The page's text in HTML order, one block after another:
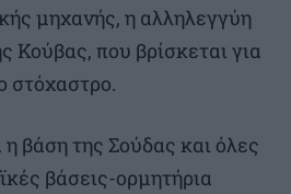
μηχανής, η αλληλεγγύη
Κούβας, που βρίσκεται για
στόχαστρο.
βάση της Σούδας και όλες
βάσεις-ορµητήρια